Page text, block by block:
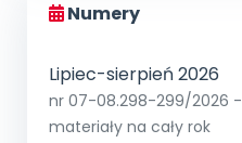
Numery
Lipiec-sierpień 2026
nr 07-08.298-299/2026 -
materiały na cały rok